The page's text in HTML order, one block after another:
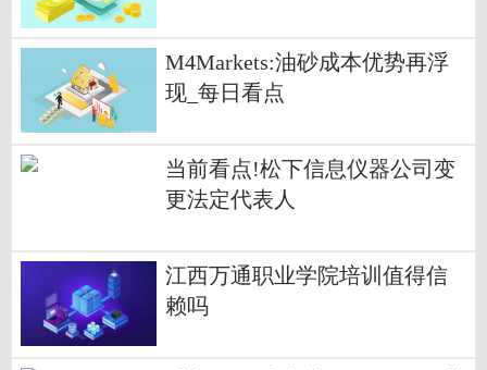
M4Markets:油砂成本优势再浮
现_每日看点
当前看点!松下信息仪器公司变
更法定代表人
江西万通职业学院培训值得信
赖吗